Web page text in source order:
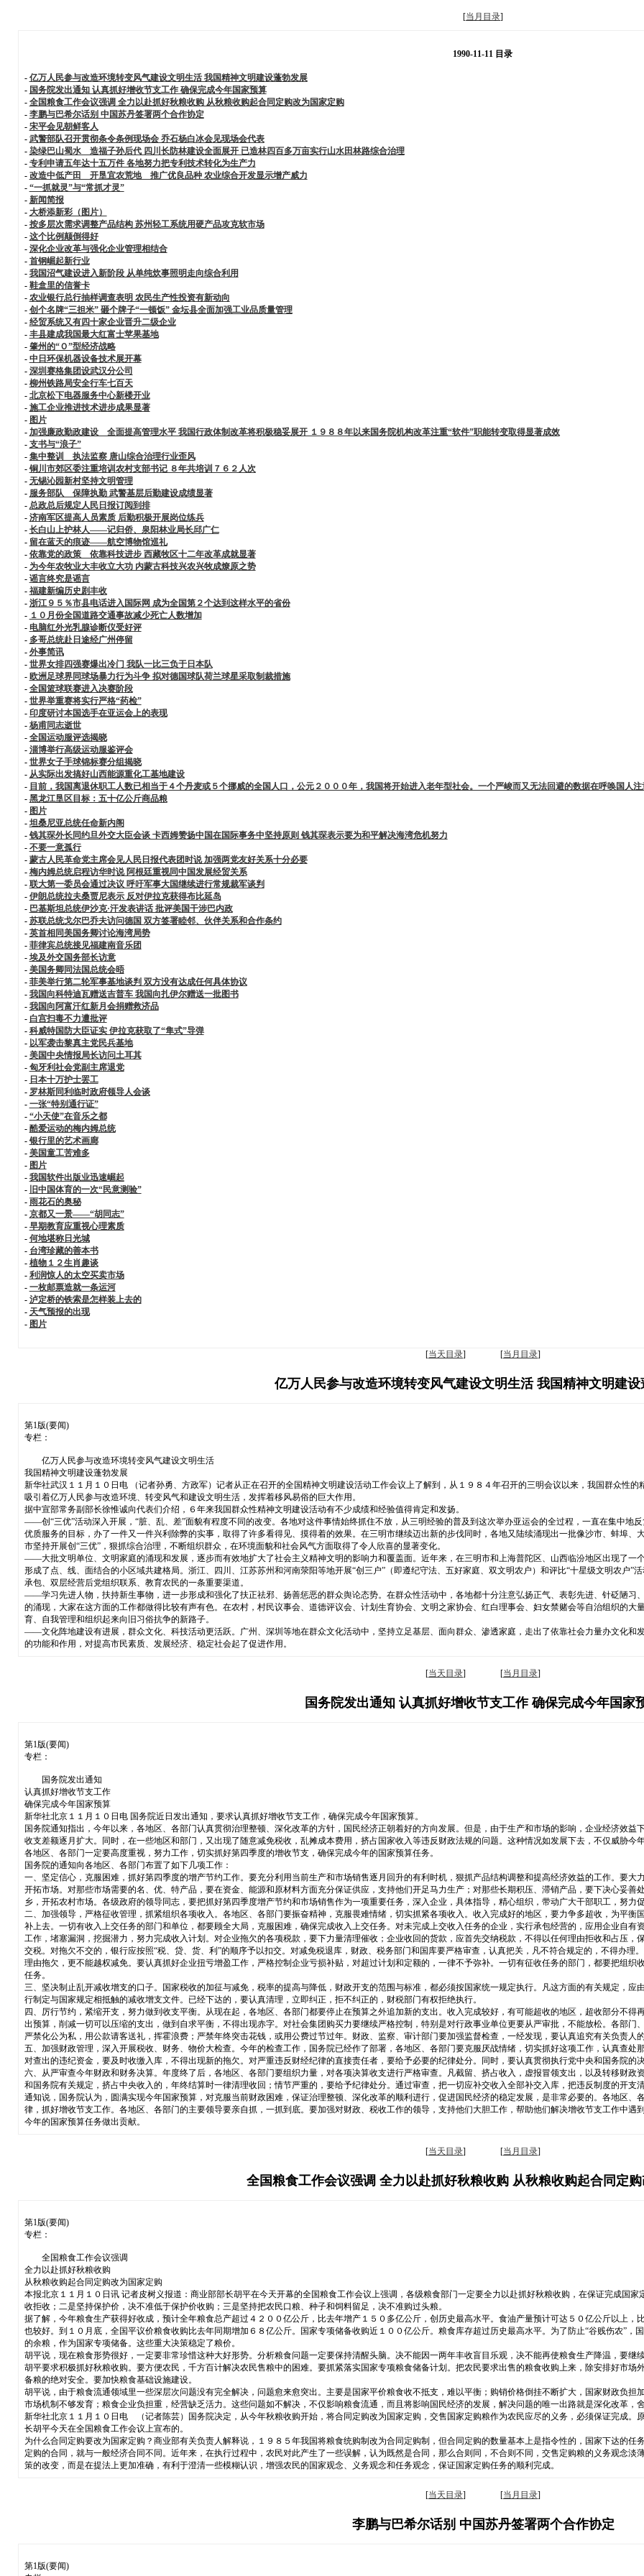
[当月目录]
1990-11-11 目录
- 亿万人民参与改造环境转变风气建设文明生活 我国精神文明建设蓬勃发展
- 国务院发出通知 认真抓好增收节支工作 确保完成今年国家预算
- 全国粮食工作会议强调 全力以赴抓好秋粮收购 从秋粮收购起合同定购改为国家定购
- 李鹏与巴希尔话别 中国苏丹签署两个合作协定
- 宋平会见朝鲜客人
- 武警部队召开贯彻条令条例现场会 乔石杨白冰会见现场会代表
- 染绿巴山蜀水 造福子孙后代 四川长防林建设全面展开 已造林四百多万亩实行山水田林路综合治理
- 专利申请五年达十五万件 各地努力把专利技术转化为生产力
- 改造中低产田 开垦宜农荒地 推广优良品种 农业综合开发显示增产威力
- “一抓就灵”与“常抓才灵”
- 新闻简报
- 大桥添新彩（图片）
- 按多层次需求调整产品结构 苏州轻工系统用硬产品攻克软市场
- 这个比例颠倒得好
- 深化企业改革与强化企业管理相结合
- 首钢崛起新行业
- 我国沼气建设进入新阶段 从单纯炊事照明走向综合利用
- 鞋盒里的信誉卡
- 农业银行总行抽样调查表明 农民生产性投资有新动向
- 创个名牌“三担米” 砸个牌子“一顿饭” 金坛县全面加强工业品质量管理
- 经贸系统又有四十家企业晋升二级企业
- 丰县建成我国最大红富士苹果基地
- 肇州的“Ｏ”型经济战略
- 中日环保机器设备技术展开幕
- 深圳赛格集团设武汉分公司
- 柳州铁路局安全行车七百天
- 北京松下电器服务中心新楼开业
- 施工企业推进技术进步成果显著
- 图片
- 加强廉政勤政建设 全面提高管理水平 我国行政体制改革将积极稳妥展开 １９８８年以来国务院机构改革注重“软件”职能转变取得显著成效
- 支书与“浪子”
- 集中整训 执法监察 唐山综合治理行业歪风
- 铜川市郊区委注重培训农村支部书记 ８年共培训７６２人次
- 无锡沁园新村坚持文明管理
- 服务部队 保障执勤 武警基层后勤建设成绩显著
- 总政总后规定人民日报订阅到排
- 济南军区提高人员素质 后勤积极开展岗位练兵
- 长白山上护林人——记归侨、泉阳林业局长邱广仁
- 留在蓝天的痕迹——航空博物馆巡礼
- 依靠党的政策 依靠科技进步 西藏牧区十二年改革成就显著
- 为今年农牧业大丰收立大功 内蒙古科技兴农兴牧成燎原之势
- 谣言终究是谣言
- 福建新编历史剧丰收
- 浙江９５％市县电话进入国际网 成为全国第２个达到这样水平的省份
- １０月份全国道路交通事故减少死亡人数增加
- 电脑红外光乳腺诊断仪受好评
- 多哥总统赴日途经广州停留
- 外事简讯
- 世界女排四强赛爆出冷门 我队一比三负于日本队
- 欧洲足球界同球场暴力行为斗争 拟对德国球队荷兰球星采取制裁措施
- 全国篮球联赛进入决赛阶段
- 世界举重赛将实行严格“药检”
- 印度研讨本国选手在亚运会上的表现
- 杨甫同志逝世
- 全国运动服评选揭晓
- 淄博举行高级运动服鉴评会
- 世界女子手球锦标赛分组揭晓
- 从实际出发搞好山西能源重化工基地建设
- 目前，我国离退休职工人数已相当于４个丹麦或５个挪威的全国人口，公元２０００年，我国将开始进入老年型社会。一个严峻而又无法回避的数据在呼唤国人
- 黑龙江垦区目标：五十亿公斤商品粮
- 图片
- 坦桑尼亚总统任命新内阁
- 钱其琛外长同约旦外交大臣会谈 卡西姆赞扬中国在国际事务中坚持原则 钱其琛表示要为和平解决海湾危机努力
- 不要一意孤行
- 蒙古人民革命党主席会见人民日报代表团时说 加强两党友好关系十分必要
- 梅内姆总统启程访华时说 阿根廷重视同中国发展经贸关系
- 联大第一委员会通过决议 呼吁军事大国继续进行常规裁军谈判
- 伊朗总统拉夫桑贾尼表示 反对伊拉克获得布比延岛
- 巴基斯坦总统伊沙克·汗发表讲话 批评美国干涉巴内政
- 苏联总统戈尔巴乔夫访问德国 双方签署睦邻、伙伴关系和合作条约
- 英首相同美国务卿讨论海湾局势
- 菲律宾总统接见福建南音乐团
- 埃及外交国务部长访意
- 美国务卿同法国总统会晤
- 菲美举行第二轮军事基地谈判 双方没有达成任何具体协议
- 我国向科特迪瓦赠送吉普车 我国向扎伊尔赠送一批图书
- 我国向阿富汗红新月会捐赠救济品
- 白宫扫毒不力遭批评
- 科威特国防大臣证实 伊拉克获取了“隼式”导弹
- 以军袭击黎真主党民兵基地
- 美国中央情报局长访问土耳其
- 匈牙利社会党副主席退党
- 日本十万护士罢工
- 罗林斯同利临时政府领导人会谈
- 一张“特别通行证”
- “小天使”在音乐之都
- 酷爱运动的梅内姆总统
- 银行里的艺术画廊
- 美国童工苦难多
- 图片
- 我国软件出版业迅速崛起
- 旧中国体育的一次“民意测验”
- 雨花石的奥秘
- 京都又一景——“胡同志”
- 早期教育应重视心理素质
- 何地堪称日光城
- 台湾珍藏的善本书
- 植物１２生肖趣谈
- 利润惊人的太空买卖市场
- 一枚邮票造就一条运河
- 泸定桥的铁索是怎样装上去的
- 天气预报的出现
- 图片
[当天目录] [当月目录]
亿万人民参与改造环境转变风气建设文明生活 我国精神文明建设
第1版(要闻)
专栏：
亿万人民参与改造环境转变风气建设文明生活
我国精神文明建设蓬勃发展
新华社武汉１１月１０日电 （记者孙勇、方政军）记者从正在召开的全国精神文明建设活动工作会议上了解到，从１９８４年召开的三明会议以来，我国群众性
吸引着亿万人民参与改造环境、转变风气和建设文明生活，发挥着移风易俗的巨大作用。
据中宣部常务副部长徐惟诚向代表们介绍，６年来我国群众性精神文明建设活动有不少成绩和经验值得肯定和发扬。
——创“三优”活动深入开展，“脏、乱、差”面貌有程度不同的改变。各地对这件事情始终抓住不放，从三明经验的普及到这次举办亚运会的全过程，一直在集中地
优质服务的目标，办了一件又一件兴利除弊的实事，取得了许多看得见、摸得着的效果。在三明市继续迈出新的步伐同时，各地又陆续涌现出一批像沙市、蚌埠
市坚持开展创“三优”，狠抓综合治理，不断组织群众，在环境面貌和社会风气方面取得了令人欣喜的显著变化。
——大批文明单位、文明家庭的涌现和发展，逐步而有效地扩大了社会主义精神文明的影响力和覆盖面。近年来，在三明市和上海普陀区、山西临汾地区出现了一
形成了点、线、面结合的小区域共建格局。浙江、四川、江苏苏州和河南荥阳等地开展“创三户”（即遵纪守法、五好家庭、双文明农户）和评比“十星级文明农户
承包、双层经营后党组织联系、教育农民的一条重要渠道。
——学习先进人物，扶持新生事物，进一步形成和强化了扶正祛邪、扬善惩恶的群众舆论态势。在群众性活动中，各地都十分注意弘扬正气、表彰先进、针砭陋习
的涌现，大家在这方面的工作都做得比较有声有色。在农村，村民议事会、道德评议会、计划生育协会、文明之家协会、红白理事会、妇女禁赌会等自治组织的
育、自我管理和组织起来向旧习俗抗争的新路子。
——文化阵地建设有进展，群众文化、科技活动更活跃。广州、深圳等地在群众文化活动中，坚持立足基层、面向群众、渗透家庭，走出了依靠社会力量办文化和
的功能和作用，对提高市民素质、发展经济、稳定社会起了促进作用。
[当天目录] [当月目录]
国务院发出通知 认真抓好增收节支工作 确保完成今年国家
第1版(要闻)
专栏：
国务院发出通知
认真抓好增收节支工作
确保完成今年国家预算
新华社北京１１月１０日电 国务院近日发出通知，要求认真抓好增收节支工作，确保完成今年国家预算。
国务院通知指出，今年以来，各地区、各部门认真贯彻治理整顿、深化改革的方针，国民经济正朝着好的方向发展。但是，由于生产和市场的影响，企业经济效
收支差额逐月扩大。同时，在一些地区和部门，又出现了随意减免税收，乱摊成本费用，挤占国家收入等违反财政法规的问题。这种情况如发展下去，不仅威胁今
各地区、各部门一定要高度重视，努力工作，切实抓好第四季度的增收节支，确保完成今年的国家预算任务。
国务院的通知向各地区、各部门布置了如下几项工作：
一、坚定信心，克服困难，抓好第四季度的增产节约工作。要充分利用当前生产和市场销售逐月回升的有利时机，狠抓产品结构调整和提高经济效益的工作。要
开拓市场。对那些市场需要的名、优、特产品，要在资金、能源和原材料方面充分保证供应，支持他们开足马力生产；对那些长期积压、滞销产品，要下决心妥
乡，开拓农村市场。各级政府的领导同志，要把抓好第四季度增产节约和市场销售作为一项重要任务，深入企业，具体指导，精心组织，带动广大干部职工，努力
二、加强领导，严格征收管理，抓紧组织各项收入。各地区、各部门要振奋精神，克服畏难情绪，切实抓紧各项收入。收入完成好的地区，要力争多超收，为平
补上去。一切有收入上交任务的部门和单位，都要顾全大局，克服困难，确保完成收入上交任务。对未完成上交收入任务的企业，实行承包经营的，应用企业自有
工作，堵塞漏洞，挖掘潜力，努力完成收入计划。对企业拖欠的各项税款，要下力量清理催收；企业收回的货款，应首先交纳税款，不得以任何理由拒收和占压
交税。对拖欠不交的，银行应按照“税、贷、货、利”的顺序予以扣交。对减免税退库，财政、税务部门和国库要严格审查，认真把关，凡不符合规定的，不得办
理由拖欠，更不能越权减免。要认真抓好企业扭亏增盈工作，严格控制企业亏损补贴，对超过计划和定额的，一律不予弥补。一切有征收任务的部门，都要把组
任务。
三、坚决制止乱开减收增支的口子。国家税收的加征与减免，税率的提高与降低，财政开支的范围与标准，都必须按国家统一规定执行。凡这方面的有关规定，
行制定与国家规定相抵触的减收增支文件。已经下达的，要认真清理，立即纠正，拒不纠正的，财税部门有权拒绝执行。
四、厉行节约，紧缩开支，努力做到收支平衡。从现在起，各地区、各部门都要停止在预算之外追加新的支出。收入完成较好，有可能超收的地区，超收部分不
出预算，削减一切可以压缩的支出，做到自求平衡，不得出现赤字。对社会集团购买力要继续严格控制，特别是对行政事业单位更要从严审批，不能放松。各部门
严禁化公为私，用公款请客送礼，挥霍浪费；严禁年终突击花钱，或用公费过节过年。财政、监察、审计部门要加强监督检查，一经发现，要认真追究有关负责人的
五、加强财政管理，深入开展税收、财务、物价大检查。今年的检查工作，国务院已经作了部署，各地区、各部门要克服厌战情绪，切实抓好这项工作，认真查处
对查出的违纪资金，要及时收缴入库，不得出现新的拖欠。对严重违反财经纪律的直接责任者，要给予必要的纪律处分。同时，要认真贯彻执行党中央和国务院的决
六、从严审查今年财政和财务决算。年度终了后，各地区、各部门要组织力量，对各项决算收支进行严格审查。凡截留、挤占收入，虚报冒领支出，以及转移财
和国务院有关规定，挤占中央收入的，年终结算时一律清理收回；情节严重的，要给予纪律处分。通过审查，把一切应补交收入全部补交入库，把违反制度的开支
通知说，国务院认为，圆满实现今年国家预算，对克服当前财政困难，保证治理整顿、深化改革的顺利进行，促进国民经济的稳定发展，是非常必要的。各地区
律，抓好增收节支工作。各地区、各部门的主要领导要亲自抓，一抓到底。要加强对财政、税收工作的领导，支持他们大胆工作，帮助他们解决增收节支工作中
今年的国家预算任务做出贡献。
[当天目录] [当月目录]
全国粮食工作会议强调 全力以赴抓好秋粮收购 从秋粮收购起合同定
第1版(要闻)
专栏：
全国粮食工作会议强调
全力以赴抓好秋粮收购
从秋粮收购起合同定购改为国家定购
本报北京１１月１０日讯 记者皮树义报道：商业部部长胡平在今天开幕的全国粮食工作会议上强调，各级粮食部门一定要全力以赴抓好秋粮收购，在保证完成国
收拒收；二是坚持保护价，决不准低于保护价收购；三是坚持把农民口粮、种子和饲料留足，决不准购过头粮。
据了解，今年粮食生产获得好收成，预计全年粮食总产超过４２００亿公斤，比去年增产１５０多亿公斤，创历史最高水平。食油产量预计可达５０亿公斤以上
也较好。到１０月底，全国平议价粮食收购比去年同期增加６８亿公斤。国家专项储备收购近１００亿公斤。粮食库存超过历史最高水平。为了防止“谷贱伤农”
的余粮，作为国家专项储备。这些重大决策稳定了粮价。
胡平说，现在粮食形势很好，一定要非常珍惜这种大好形势。分析粮食问题一定要保持清醒头脑。决不能因一两年丰收盲目乐观，决不能再使粮食生产降温，要继
胡平要求积极抓好秋粮收购。要方便农民，千方百计解决农民售粮中的困难。要抓紧落实国家专项粮食储备计划。把农民要求出售的粮食收购上来，除安排好市
备粮的绝对安全。要加快粮食基础设施建设。
胡平说，由于粮食流通领域里一些深层次问题没有完全解决，问题愈来愈突出。主要是国家平价粮食收不抵支，难以平衡；购销价格倒挂不断扩大，国家财政负
市场机制不够发育；粮食企业负担重，经营缺乏活力。这些问题如不解决，不仅影响粮食流通，而且将影响国民经济的发展，解决问题的唯一出路就是深化改革，舍
新华社北京１１月１０日电 （记者陈芸）国务院决定，从今年秋粮收购开始，将合同定购改为国家定购，交售国家定购粮作为农民应尽的义务，必须保证完成。
长胡平今天在全国粮食工作会议上宣布的。
为什么合同定购要改为国家定购？商业部有关负责人解释说，１９８５年我国将粮食统购制改为合同定购制，但合同定购的数量基本上是指令性的，国家下达的
定购的合同，就与一般经济合同不同。近年来，在执行过程中，农民对此产生了一些误解，认为既然是合同，那么合则同，不合则不同，交售定购粮的义务观念
策的改变，而是在提法上更加准确，有利于澄清一些模糊认识，增强农民的国家观念、义务观念和任务观念，保证国家定购任务的顺利完成。
[当天目录] [当月目录]
李鹏与巴希尔话别 中国苏丹签署两个合作协定
第1版(要闻)